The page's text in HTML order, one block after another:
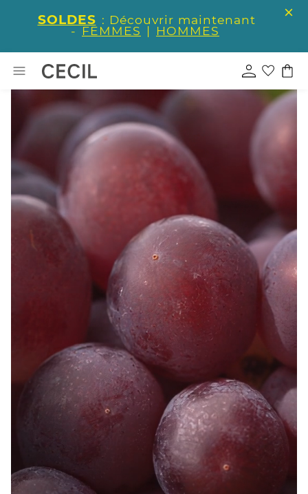
SOLDES : Découvrir maintenant
- FEMMES | HOMMES